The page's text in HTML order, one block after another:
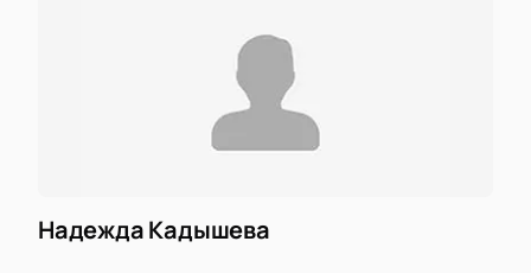
Надежда Кадышева